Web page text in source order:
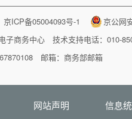
京ICP备05004093号-1
京公网
子商务中心 技术支持电话：010-
邮箱：商务部邮箱
网站声明 信息